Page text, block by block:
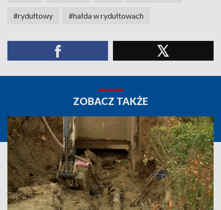
#rydułtowy #hałda w rydułtowach
ZOBACZ TAKŻE